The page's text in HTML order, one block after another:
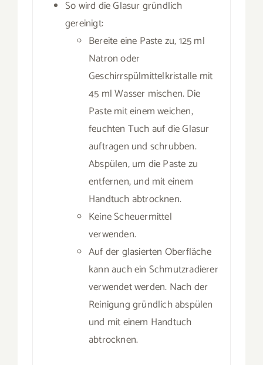
So wird die Glasur gründlich
gereinigt:
Bereite eine Paste zu, 125 ml
Natron oder
Geschirrspülmittelkristalle mit
45 ml Wasser mischen. Die
Paste mit einem weichen,
feuchten Tuch auf die Glasur
auftragen und schrubben.
Abspülen, um die Paste zu
entfernen, und mit einem
Handtuch abtrocknen.
Keine Scheuermittel
verwenden.
Auf der glasierten Oberfläche
kann auch ein Schmutzradierer
verwendet werden. Nach der
Reinigung gründlich abspülen
und mit einem Handtuch
abtrocknen.